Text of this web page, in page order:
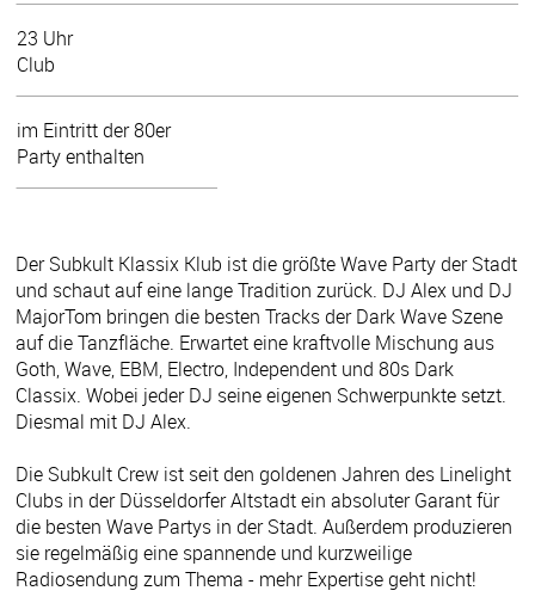
23 Uhr
Club
im Eintritt der 80er
Party enthalten
Der Subkult Klassix Klub ist die größte Wave Party der Stadt
und schaut auf eine lange Tradition zurück. DJ Alex und DJ
MajorTom bringen die besten Tracks der Dark Wave Szene
auf die Tanzfläche. Erwartet eine kraftvolle Mischung aus
Goth, Wave, EBM, Electro, Independent und 80s Dark
Classix. Wobei jeder DJ seine eigenen Schwerpunkte setzt.
Diesmal mit DJ Alex.
Die Subkult Crew ist seit den goldenen Jahren des Linelight
Clubs in der Düsseldorfer Altstadt ein absoluter Garant für
die besten Wave Partys in der Stadt. Außerdem produzieren
sie regelmäßig eine spannende und kurzweilige
Radiosendung zum Thema - mehr Expertise geht nicht!